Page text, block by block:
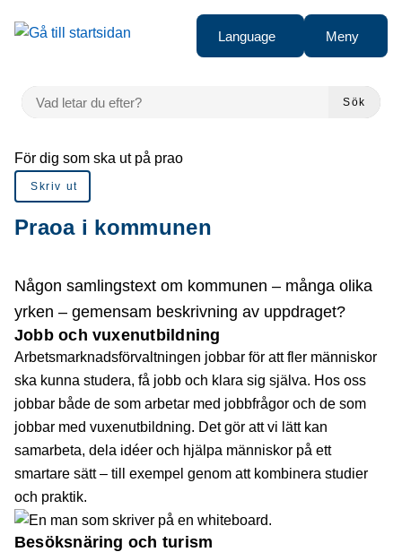
Gå till innehåll
Language Meny
VAD LETAR DU EFTER?
Sök
Du är här:
För dig som ska ut på prao
Skriv ut
Praoa i kommunen
Någon samlingstext om kommunen – många olika
yrken – gemensam beskrivning av uppdraget?
Jobb och vuxenutbildning
Arbetsmarknadsförvaltningen jobbar för att fler människor
ska kunna studera, få jobb och klara sig själva. Hos oss
jobbar både de som arbetar med jobbfrågor och de som
jobbar med vuxenutbildning. Det gör att vi lätt kan
samarbeta, dela idéer och hjälpa människor på ett
smartare sätt – till exempel genom att kombinera studier
och praktik.
Besöksnäring och turism